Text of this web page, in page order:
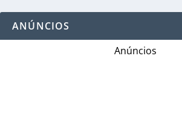
ANÚNCIOS
Anúncios